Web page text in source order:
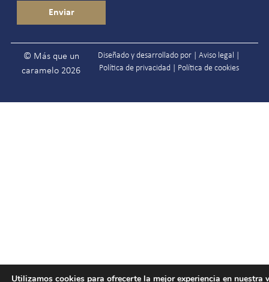
© Más que un
caramelo 2026
Diseñado y desarrollado por |Aviso legal
Política de privacidad
Política de cookies
Utilizamos cookies para ofrecerte la mejor experiencia en nuestra